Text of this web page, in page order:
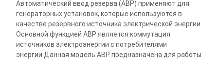
Автоматический ввод резерва (АВР) применяют для
генераторных установок, которые используются в
качестве резервного источника электрической энергии.
Основной функцией АВР является коммутация
источников электроэнергии с потребителями
энергии.Данная модель АВР предназначена для работы